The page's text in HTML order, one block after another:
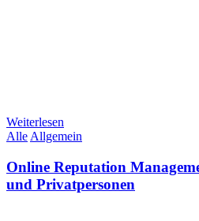
Weiterlesen
Alle Allgemein
Online Reputation
und Privatpersonen